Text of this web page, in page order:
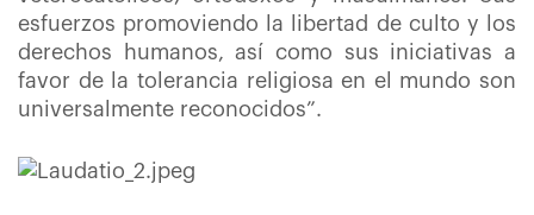
esfuerzos promoviendo la libertad de culto y los
derechos humanos, así como sus iniciativas a
favor de la tolerancia religiosa en el mundo son
universalmente reconocidos”.